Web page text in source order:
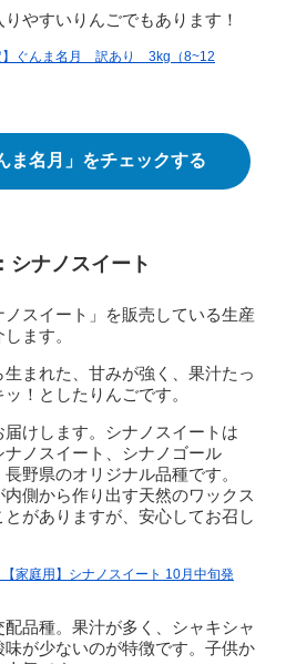
やすいりんごでもあります！
】ぐんま名月 訳あり 3kg（8~12
ま名月 」をチェックする
シナノスイート
スイート」を販売している生産
ます。
生まれた、甘みが強く、果汁たっ
！としたりんごです。
けします。シナノスイートは
ナノスイート、シナノゴール
野県のオリジナル品種です。
側から作り出す天然のワックス
がありますが、安心してお召し
家庭用】シナノスイート 10月中旬発
配品種。果汁が多く、シャキシャ
が少ないのが特徴です。子供か